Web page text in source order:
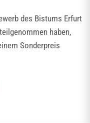
des Bistums Erfurt
haben,
Sonderpreis